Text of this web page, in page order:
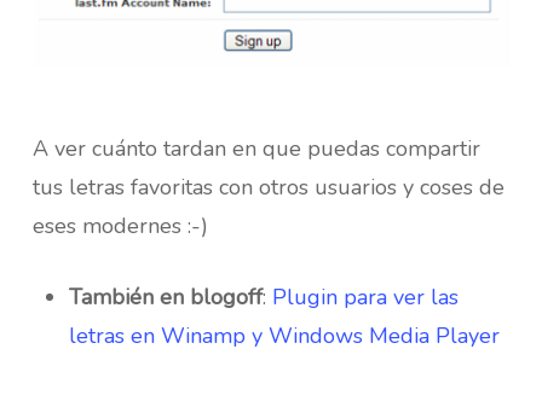
A ver cuánto tardan en que puedas compartir
tus letras favoritas con otros usuarios y coses de
eses modernes :-)
También en blogoff: Plugin para ver las
letras en Winamp y Windows Media Player